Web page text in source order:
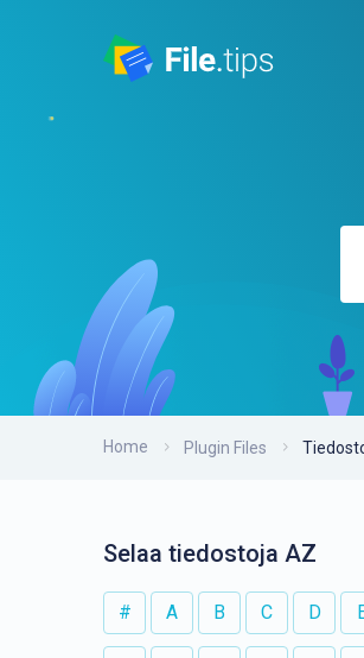
Home Plugin Files
Selaa tiedostoja AZ
# A B C D